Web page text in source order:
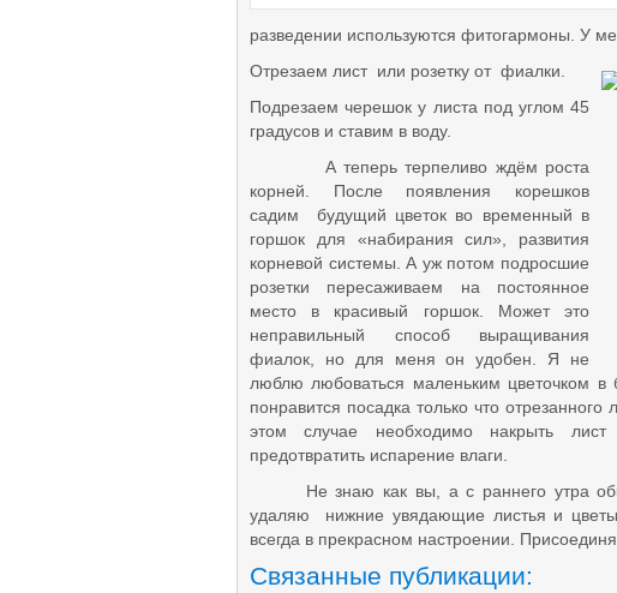
Рукоделие
Фотография
Саморазвитие
Обучение
Самопознание
Самосовершенствование
разведении используются фитогармоны. У
Отрезаем лист или розетку от фиалки.
Подрезаем черешок у листа под углом 45
градусов и ставим в воду.
А теперь терпеливо ждём роста
корней. После появления корешков
садим будущий цветок во временный в
горшок для «набирания сил», развития
корневой системы. А уж потом подросшие
розетки пересаживаем на постоянное
место в красивый горшок. Может это
неправильный способ выращивания
фиалок, но для меня он удобен. Я не
люблю любоваться маленьким цветочком
понравится посадка только что
этом случае необходимо накрыть
предотвратить испарение влаги.
Не знаю как вы, а с раннего утра
удаляю нижние увядающие листья и
всегда в прекрасном настроении.
Связанные публикации: